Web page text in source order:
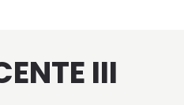
III